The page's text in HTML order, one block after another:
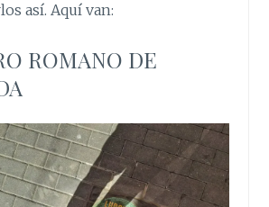
así. Aquí van:
ROMANO DE